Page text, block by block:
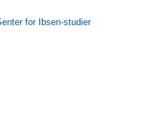
for Ibsen-studier